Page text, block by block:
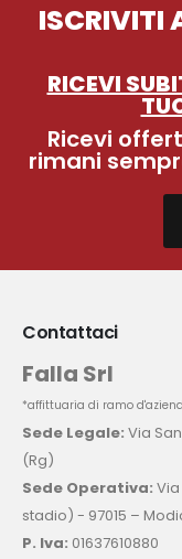
ISCRIVITI
RICEVI
Ricevi
rimani
Contattaci
Falla Srl
*affittuaria di ramo
Sede Legale: Via
(Rg)
Sede Operativa:
stadio) - 97015 –
P. Iva: 01637610880